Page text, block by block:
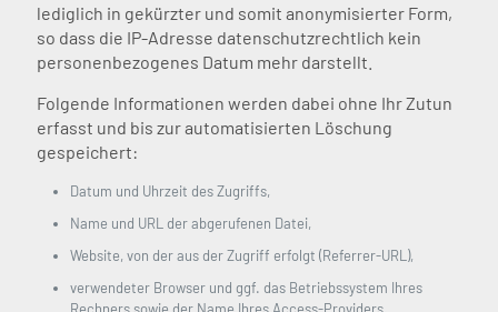
lediglich in gekürzter und somit anonymisierter Form,
so dass die IP-Adresse datenschutzrechtlich kein
personenbezogenes Datum mehr darstellt.
Folgende Informationen werden dabei ohne Ihr Zutun
erfasst und bis zur automatisierten Löschung
gespeichert:
Datum und Uhrzeit des Zugriffs,
Name und URL der abgerufenen Datei,
Website, von der aus der Zugriff erfolgt (Referrer-URL),
verwendeter Browser und ggf. das Betriebssystem Ihres